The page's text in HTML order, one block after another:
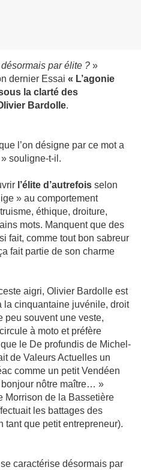
désormais par élite ? »
dernier Essai « L’agonie
la clarté des
Bardolle.
l’on désigne par ce mot a
souligne-t-il.
l’élite d’autrefois selon
» au comportement
éthique, droiture,
mots. Manquent que des
fait, comme tout bon sabreur
fait partie de son charme
aigri, Olivier Bardolle est
la cinquantaine juvénile, droit
peu souvent une veste,
à moto et préfère
le De profundis de Michel-
de Valeurs Actuelles un
comme un petit Vendéen
nôtre maître… »
Morrison de la Bassetière
les battages des
tant que petit entrepreneur).
caractérise désormais par